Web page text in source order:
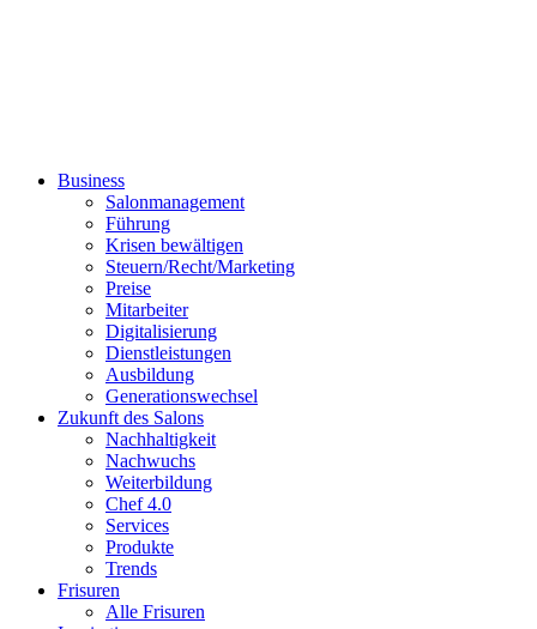
Business
Salonmanagement
Führung
Krisen bewältigen
Steuern/Recht/Marketing
Preise
Mitarbeiter
Digitalisierung
Dienstleistungen
Ausbildung
Generationswechsel
Zukunft des Salons
Nachhaltigkeit
Nachwuchs
Weiterbildung
Chef 4.0
Services
Produkte
Trends
Frisuren
Alle Frisuren